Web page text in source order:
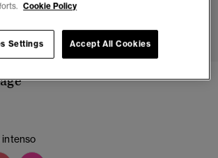
intenso
Cookie Policy
Accept All Cookies
Settings